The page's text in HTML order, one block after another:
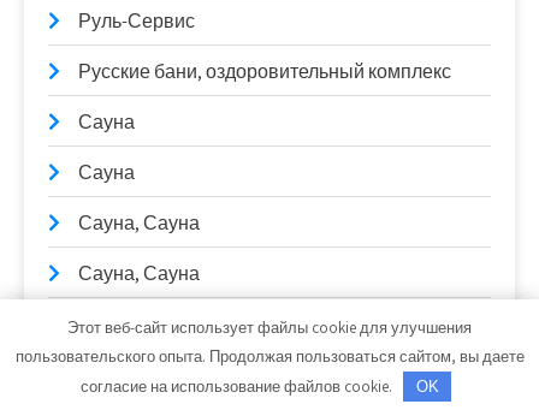
Руль-Сервис
Русские бани, оздоровительный комплекс
Сауна
Сауна
Сауна, Сауна
Сауна, Сауна
Сауна, Сауна
Сауны Питера, оздоровительный комплекс
Этот веб-сайт использует файлы cookie для улучшения
пользовательского опыта. Продолжая пользоваться сайтом, вы даете
согласие на использование файлов cookie.
OK